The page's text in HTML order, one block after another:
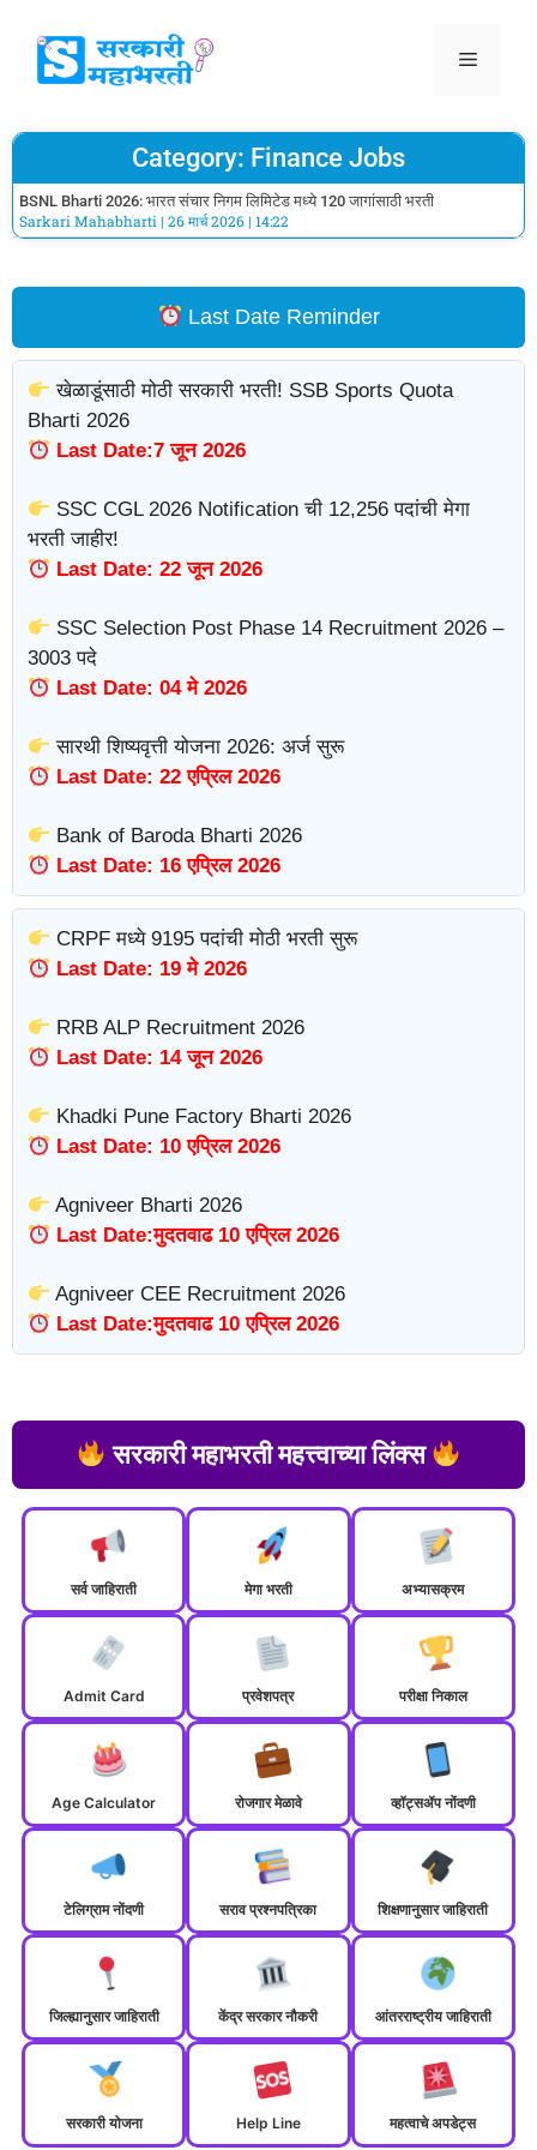
Category: Finance Jobs
BSNL Bharti 2026: भारत संचार निगम लिमिटेड मध्ये 120 जागांसाठी भरती
Sarkari Mahabharti 26 मार्च 2026 14:22
Last Date Reminder
खेळाडूंसाठी मोठी सरकारी भरती! SSB Sports Quota
Bharti 2026
Last Date:7 जून 2026
SSC CGL 2026 Notification ची 12,256 पदांची मेगा
भरती जाहीर!
Last Date: 22 जून 2026
SSC Selection Post Phase 14 Recruitment 2026 –
3003 पदे
Last Date: 04 मे 2026
सारथी शिष्यवृत्ती योजना 2026: अर्ज सुरू
Last Date: 22 एप्रिल 2026
Bank of Baroda Bharti 2026
Last Date: 16 एप्रिल 2026
CRPF मध्ये 9195 पदांची मोठी भरती सुरू
Last Date: 19 मे 2026
RRB ALP Recruitment 2026
Last Date: 14 जून 2026
Khadki Pune Factory Bharti 2026
Last Date: 10 एप्रिल 2026
Agniveer Bharti 2026
Last Date:मुदतवाढ 10 एप्रिल 2026
Agniveer CEE Recruitment 2026
Last Date:मुदतवाढ 10 एप्रिल 2026
सरकारी महाभरती महत्त्वाच्या लिंक्स
सर्व जाहिराती मेगा भरती अभ्यासक्रम
Admit Card प्रवेशपत्र परीक्षा निकाल
Age Calculator रोजगार मेळावे व्हॉट्सॲप नोंदणी
टेलिग्राम नोंदणी सराव प्रश्नपत्रिका शिक्षणानुसार जाहिराती
जिल्ह्यानुसार जाहिराती केंद्र सरकार नौकरी आंतरराष्ट्रीय जाहिराती
सरकारी योजना Help Line महत्वाचे अपडेट्स